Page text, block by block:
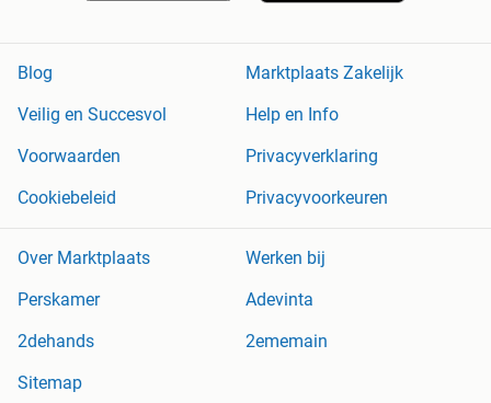
Blog
Marktplaats Zakelijk
Veilig en Succesvol
Help en Info
Voorwaarden
Privacyverklaring
Cookiebeleid
Privacyvoorkeuren
Over Marktplaats
Werken bij
Perskamer
Adevinta
2dehands
2ememain
Sitemap